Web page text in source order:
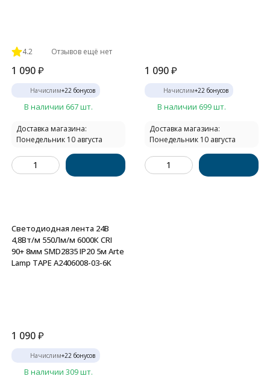
4.2 Отзывов ещё нет
1 090₽
Начислим+22 бонусов
В наличии 667 шт.
Доставка магазина:
Понедельник 10 августа
1 090₽
Начислим+22 бонусов
В наличии 699 шт.
Доставка магазина:
Понедельник 10 августа
Светодиодная лента 24В
4,8Вт/м 550Лм/м 6000К CRI
90+ 8мм SMD2835 IP20 5м Arte
Lamp TAPE A2406008-03-6K
1 090₽
Начислим+22 бонусов
В наличии 309 шт.